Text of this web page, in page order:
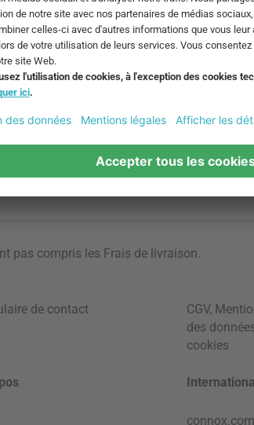
pas compris les Frais de livraison
de contact CGV,
des
cookies